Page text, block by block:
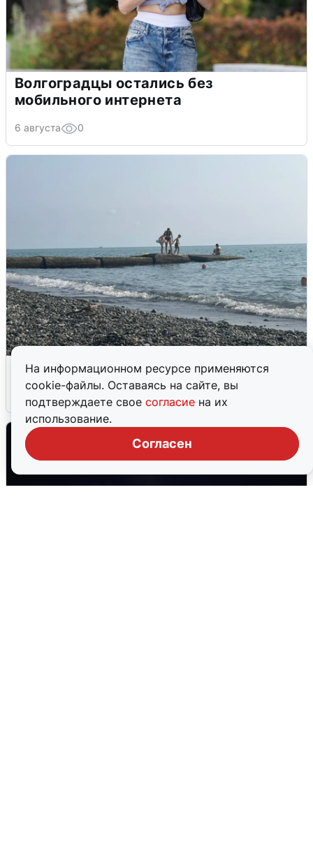
На информационном ресурсе применяются
cookie-файлы. Оставаясь на сайте, вы
подтверждаете свое согласие на их
использование.
Согласен
Волгоградцы остались без
мобильного интернета
6 августа 0
Сирены в Сочи: новая угроза БПЛА